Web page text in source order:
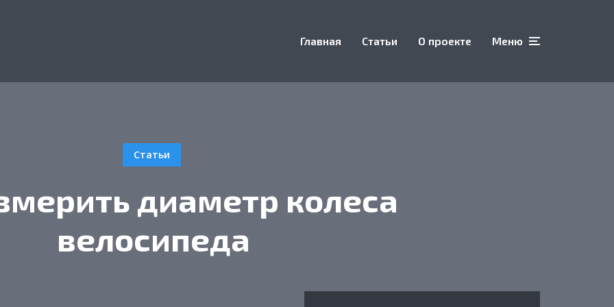
Главная Статьи О проекте Меню
Статьи
диаметр колеса
велосипеда